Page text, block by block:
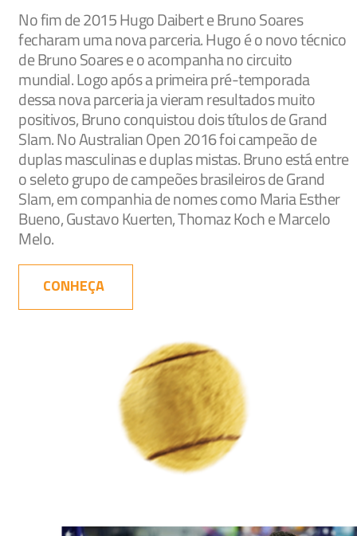
No fim de 2015 Hugo Daibert e Bruno Soares
fecharam uma nova parceria. Hugo é o novo técnico
de Bruno Soares e o acompanha no circuito
mundial. Logo após a primeira pré-temporada
dessa nova parceria ja vieram resultados muito
positivos, Bruno conquistou dois títulos de Grand
Slam. No Australian Open 2016 foi campeão de
duplas masculinas e duplas mistas. Bruno está entre
o seleto grupo de campeões brasileiros de Grand
Slam, em companhia de nomes como Maria Esther
Bueno, Gustavo Kuerten, Thomaz Koch e Marcelo
Melo.
CONHEÇA